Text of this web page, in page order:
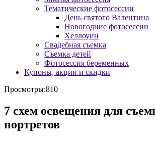
Тематические фотосессии
День святого Валентина
Новогодние фотосессии
Хеллоуин
Свадебная съемка
Съемка детей
Фотосессия беременных
Купоны, акции и скидки
Просмотры:810
7 схем освещения для
портретов